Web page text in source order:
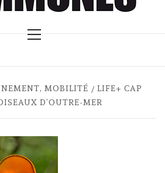
MOBILITÉ
LIFE+ CAP
D’OUTRE-MER